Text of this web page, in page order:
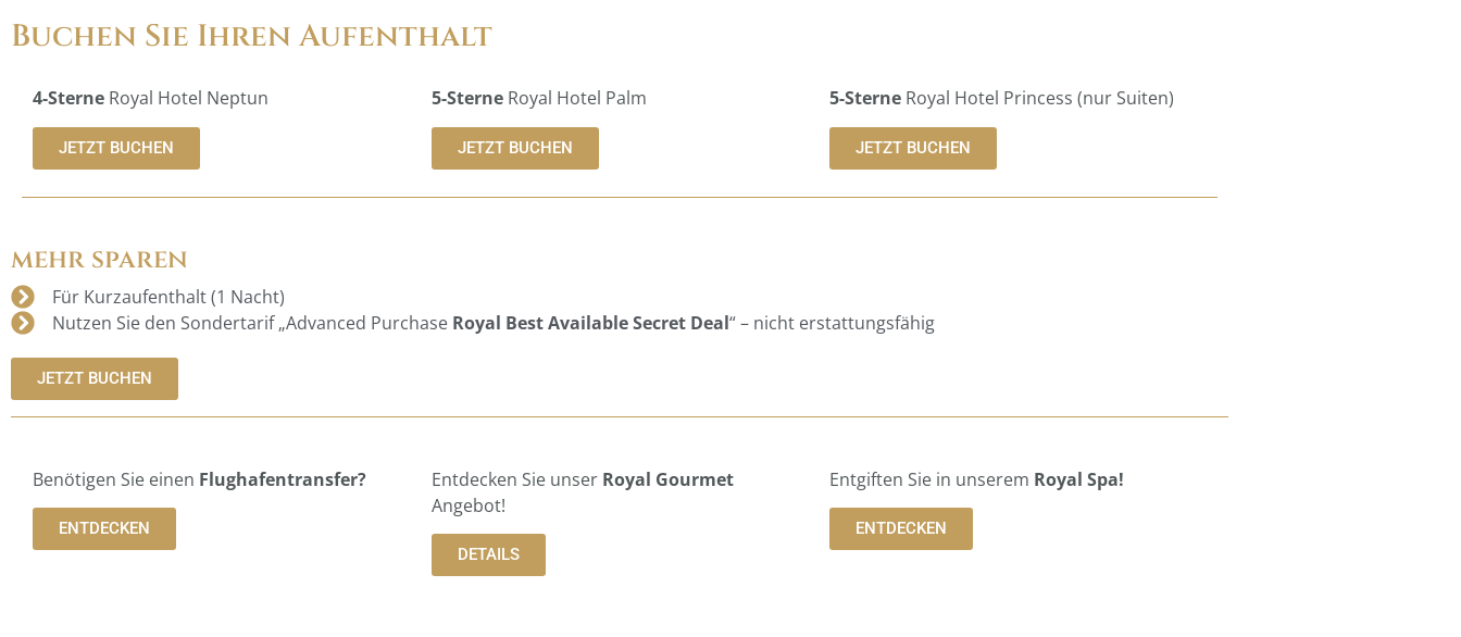
Buchen Sie Ihren Aufenthalt
4-Sterne Royal Hotel Neptun
JETZT BUCHEN
5-SterneRoyal Hotel Palm
JETZT BUCHEN
5-Sterne Royal Hotel Princess (nur Suiten)
JETZT BUCHEN
mehr sparen
Für Kurzaufenthalt (1 Nacht)
Nutzen Sie den Sondertarif „Advanced Purchase Royal Best Available Secret Deal“ – nicht erstattungsfähig
JETZT BUCHEN
Benötigen Sie einen Flughafentransfer?
ENTDECKEN
Entdecken Sie unser Royal Gourmet
Angebot!
DETAILS
Entgiften Sie in unserem Royal Spa!
ENTDECKEN